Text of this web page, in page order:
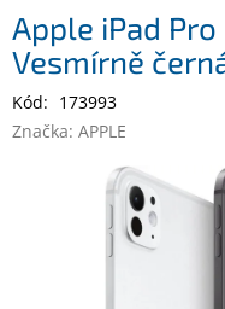
Notebooky
Tiskárny
Apple iPad Pro
Vesmírně
Kód: 173993
Značka: APPLE